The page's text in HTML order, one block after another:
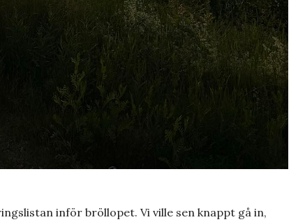
inför bröllopet. Vi ville sen knappt gå in,